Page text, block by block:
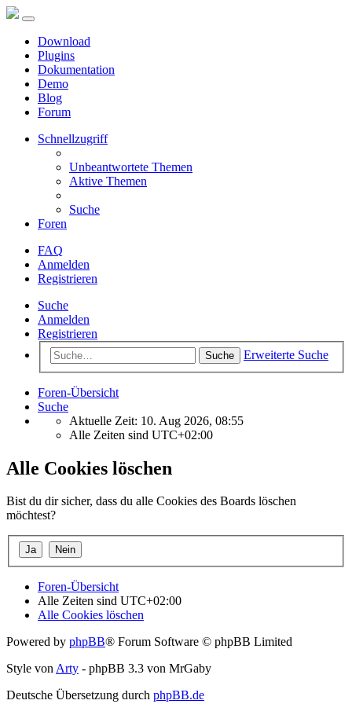
Download
Plugins
Dokumentation
Demo
Blog
Forum
Schnellzugriff
Unbeantwortete Themen
Aktive Themen
Suche
Foren
FAQ
Anmelden
Registrieren
Suche
Anmelden
Registrieren
Suche Erweiterte Suche
Foren-Übersicht
Suche
Aktuelle Zeit: 10. Aug 2026, 08:55
Alle Zeiten sind UTC+02:00
Alle Cookies löschen
Bist du dir sicher, dass du alle Cookies des Boards löschen
möchtest?
Foren-Übersicht
Alle Zeiten sind UTC+02:00
Alle Cookies löschen
Powered by phpBB® Forum Software © phpBB Limited
Style von Arty - phpBB 3.3 von MrGaby
Deutsche Übersetzung durch phpBB.de